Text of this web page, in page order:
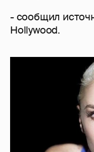
- cообщил
Hollywood.